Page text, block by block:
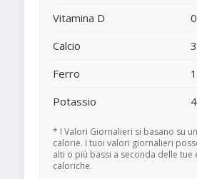
Vitamina D
Calcio
Ferro
Potassio
* I Valori Giornalieri si basano su
calorie. I tuoi valori giornalieri
alti o più bassi a seconda delle tue
caloriche.